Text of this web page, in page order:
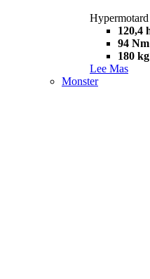
120,4
94 Nm
180 kg
Lee Mas
Monster